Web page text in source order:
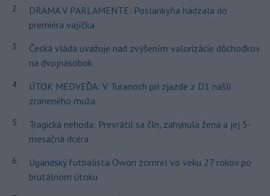
2
DRÁMA V PARLAMENTE: Poslankyňa hádzala do
premiéra vajíčka
3
Česká vláda uvažuje nad zvýšením valorizácie dôchodkov
na dvojnásobok
4
ÚTOK MEDVEĎA: V Turanoch pri zjazde z D1 našli
zraneného muža
5
Tragická nehoda: Prevrátil sa čln, zahynula žena a jej 5-
mesačná dcéra
6
Ugandský futbalista Owori zomrel vo veku 27 rokov po
brutálnom útoku